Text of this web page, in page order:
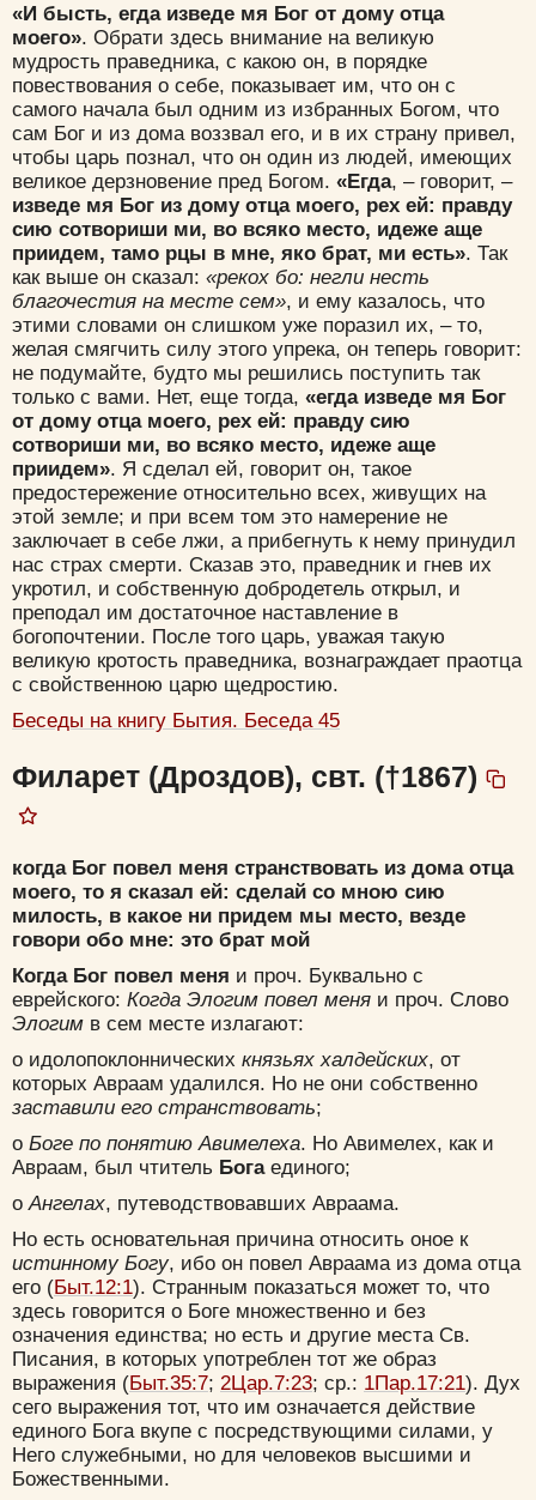
«И бысть, егда изведе мя Бог от дому отца
моего». Обрати здесь внимание на великую
мудрость праведника, с какою он, в порядке
повествования о себе, показывает им, что он с
самого начала был одним из избранных Богом, что
сам Бог и из дома воззвал его, и в их страну привел,
чтобы царь познал, что он один из людей, имеющих
великое дерзновение пред Богом. «Егда, – говорит, –
изведе мя Бог из дому отца моего, рех ей: правду
сию сотвориши ми, во всяко место, идеже аще
приидем, тамо рцы в мне, яко брат, ми есть». Так
как выше он сказал: «рекох бо: негли несть
благочестия на месте сем», и ему казалось, что
этими словами он слишком уже поразил их, – то,
желая смягчить силу этого упрека, он теперь говорит:
не подумайте, будто мы решились поступить так
только с вами. Нет, еще тогда, «егда изведе мя Бог
от дому отца моего, рех ей: правду сию
сотвориши ми, во всяко место, идеже аще
приидем». Я сделал ей, говорит он, такое
предостережение относительно всех, живущих на
этой земле; и при всем том это намерение не
заключает в себе лжи, а прибегнуть к нему принудил
нас страх смерти. Сказав это, праведник и гнев их
укротил, и собственную добродетель открыл, и
преподал им достаточное наставление в
богопочтении. После того царь, уважая такую
великую кротость праведника, вознаграждает праотца
с свойственною царю щедростию.
Беседы на книгу Бытия. Беседа 45
Филарет (Дроздов), свт. (†1867)
когда Бог повел меня странствовать из дома отца
моего, то я сказал ей: сделай со мною сию
милость, в какое ни придем мы место, везде
говори обо мне: это брат мой
Когда Бог повел меня и проч. Буквально с
еврейского: Когда Элогим повел меня и проч. Слово
Элогим в сем месте излагают:
о идолопоклоннических князьях халдейских, от
которых Авраам удалился. Но не они собственно
заставили его странствовать;
о Боге по понятию Авимелеха. Но Авимелех, как и
Авраам, был чтитель Бога единого;
оАнгелах, путеводствовавших Авраама.
Но есть основательная причина относить оное к
истинному Богу, ибо он повел Авраама из дома отца
его (Быт.12:1). Странным показаться может то, что
здесь говорится о Боге множественно и без
означения единства; но есть и другие места Св.
Писания, в которых употреблен тот же образ
выражения (Быт.35:7; 2Цар.7:23; ср.: 1Пар.17:21). Дух
сего выражения тот, что им означается действие
единого Бога вкупе с посредствующими силами, у
Него служебными, но для человеков высшими и
Божественными.
Цвет: